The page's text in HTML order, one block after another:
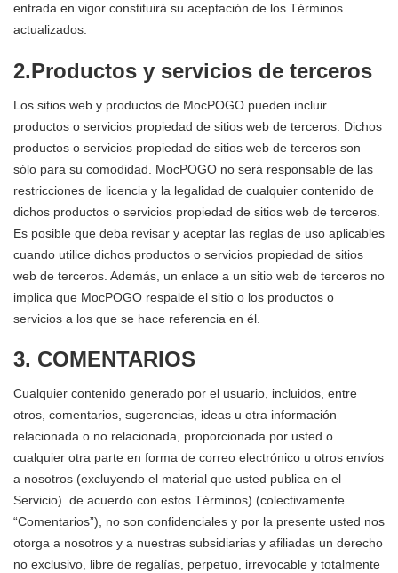
entrada en vigor constituirá su aceptación de los Términos
actualizados.
2.Productos y servicios de terceros
Los sitios web y productos de MocPOGO pueden incluir
productos o servicios propiedad de sitios web de terceros. Dichos
productos o servicios propiedad de sitios web de terceros son
sólo para su comodidad. MocPOGO no será responsable de las
restricciones de licencia y la legalidad de cualquier contenido de
dichos productos o servicios propiedad de sitios web de terceros.
Es posible que deba revisar y aceptar las reglas de uso aplicables
cuando utilice dichos productos o servicios propiedad de sitios
web de terceros. Además, un enlace a un sitio web de terceros no
implica que MocPOGO respalde el sitio o los productos o
servicios a los que se hace referencia en él.
3. COMENTARIOS
Cualquier contenido generado por el usuario, incluidos, entre
otros, comentarios, sugerencias, ideas u otra información
relacionada o no relacionada, proporcionada por usted o
cualquier otra parte en forma de correo electrónico u otros envíos
a nosotros (excluyendo el material que usted publica en el
Servicio). de acuerdo con estos Términos) (colectivamente
“Comentarios”), no son confidenciales y por la presente usted nos
otorga a nosotros y a nuestras subsidiarias y afiliadas un derecho
no exclusivo, libre de regalías, perpetuo, irrevocable y totalmente